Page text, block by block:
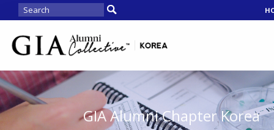
GIA Alumni Chapter Korea